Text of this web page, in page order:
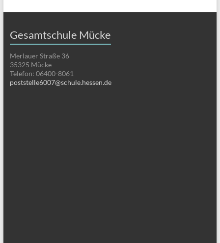
Gesamtschule Mücke
Merlauer Straße 36
35325 Mücke
Telefon: 06400-8061
poststelle6007@schule.hessen.de